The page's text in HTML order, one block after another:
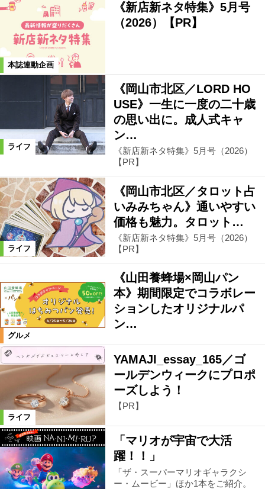
本誌連動企画
《新店新ネタ特集》5月号
（2026）【PR】
ライフ
《岡山市北区／LORD HO
USE》一生に一度の二十歳
の思い出に。成人式キャ
ン…
《新店新ネタ特集》5月号（2026）
【PR】
ライフ
《岡山市北区／タロット占
いみみちゃん》通いやすい
価格も魅力。タロット…
《新店新ネタ特集》5月号（2026）
【PR】
グルメ
《山田養蜂場×岡山パン
本》期間限定でコラボレー
ションしたオリジナルパ
ン…
ライフ
YAMAJI_essay_165／ゴ
ールデンウィークにプロポ
ーズしよう！
【PR】
「マリオが宇宙で大活
躍！！」
「ザ・スーパーマリオギャラクシ
ー・ムービー」ほか1本をご紹介。